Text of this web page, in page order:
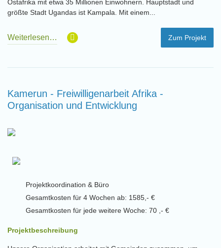
Ostafrika mit etwa 35 Millionen Einwohnern. Hauptstadt und
größte Stadt Ugandas ist Kampala. Mit einem...
Weiterlesen… Zum Projekt
Kamerun - Freiwilligenarbeit Afrika -
Organisation und Entwicklung
Projektkoordination & Büro
Gesamtkosten für 4 Wochen ab: 1585,- €
Gesamtkosten für jede weitere Woche: 70 ,- €
Projektbeschreibung